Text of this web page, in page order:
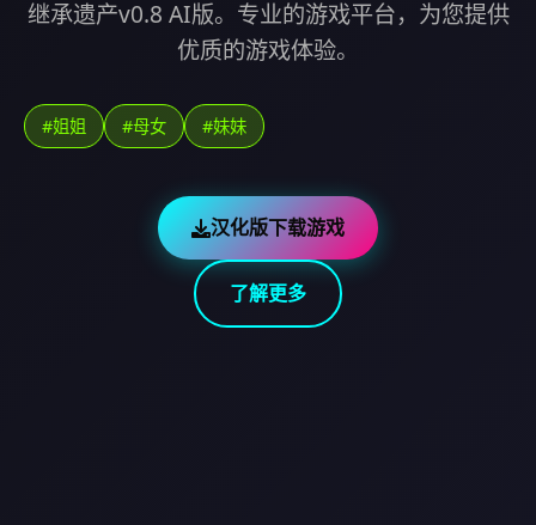
继承遗产v0.8 AI版。专业的游戏平台，为您提供
优质的游戏体验。
#姐姐 #母女 #妹妹
汉化版下载游戏
了解更多